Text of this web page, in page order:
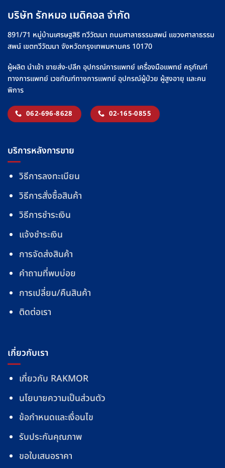
บริษัท รักหมอ เมดิคอล จำกัด
891/71 หมู่บ้านเศรษฐสิริ ทวีวัฒนา ถนนศาลาธรรมสพน์ แขวงศาลาธรรม
สพน์ เขตทวีวัฒนา จังหวัดกรุงเทพมหานคร 10170
ผู้ผลิต นำเข้า ขายส่ง-ปลีก อุปกรณ์การแพทย์ เครื่องมือแพทย์ ครุภัณฑ์
ทางการแพทย์ เวชภัณฑ์ทางการแพทย์ อุปกรณ์ผู้ป่วย ผู้สูงอายุ และคน
พิการ
062-696-8628 02-165-0855
บริการหลังการขาย
วิธีการลงทะเบียน
วิธีการสั่งซื้อสินค้า
วิธีการชำระเงิน
แจ้งชำระเงิน
การจัดส่งสินค้า
คำถามที่พบบ่อย
การเปลี่ยน/คืนสินค้า
ติดต่อเรา
เกี่ยวกับเรา
เกี่ยวกับ RAKMOR
นโยบายความเป็นส่วนตัว
ข้อกำหนดและเงื่อนไข
รับประกันคุณภาพ
ขอใบเสนอราคา